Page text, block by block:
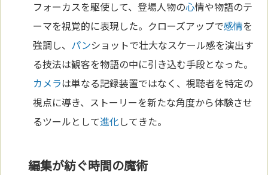
フォーカスを駆使して、登場人物の心情や物語のテ
ーマを視覚的に表現した。クローズアップで感情を
強調し、 パンショットで壮大なスケール感を演出す
る技法は観客を物語の中に引き込む手段となった。
カメラは単なる記録装置ではなく、視聴者を特定の
視点に導き、ストーリーを新たな角度から体験させ
るツールとして進化してきた。
編集が紡ぐ時間の魔術